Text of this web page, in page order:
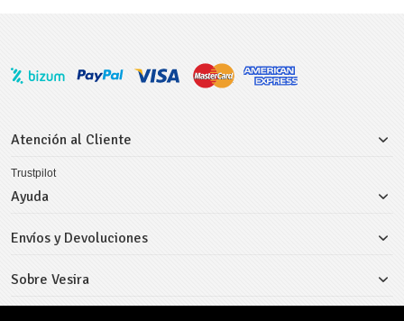
Atención al Cliente
Trustpilot
Ayuda
Envíos y Devoluciones
Sobre Vesira